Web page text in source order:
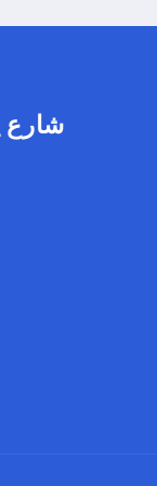
شارع